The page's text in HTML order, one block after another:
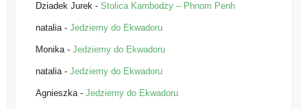
Dziadek Jurek- Stolica Kambodży – Phnom Penh
natalia- Jedziemy do Ekwadoru
Monika- Jedziemy do Ekwadoru
natalia- Jedziemy do Ekwadoru
Agnieszka- Jedziemy do Ekwadoru